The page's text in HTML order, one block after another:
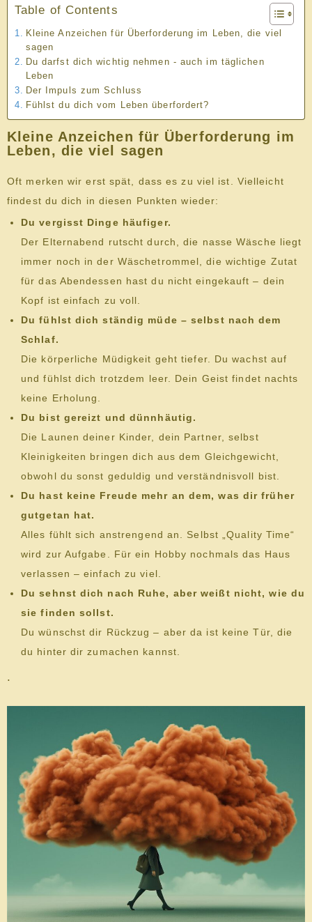
Table of Contents
Kleine Anzeichen für Überforderung im Leben, die viel
sagen
Du darfst dich wichtig nehmen - auch im täglichen
Leben
Der Impuls zum Schluss
Fühlst du dich vom Leben überfordert?
Kleine Anzeichen für Überforderung im
Leben, die viel sagen
Oft merken wir erst spät, dass es zu viel ist. Vielleicht
findest du dich in diesen Punkten wieder:
Du vergisst Dinge häufiger.
Der Elternabend rutscht durch, die nasse Wäsche liegt
immer noch in der Wäschetrommel, die wichtige Zutat
für das Abendessen hast du nicht eingekauft – dein
Kopf ist einfach zu voll.
Du fühlst dich ständig müde – selbst nach dem
Schlaf.
Die körperliche Müdigkeit geht tiefer. Du wachst auf
und fühlst dich trotzdem leer. Dein Geist findet nachts
keine Erholung.
Du bist gereizt und dünnhäutig.
Die Launen deiner Kinder, dein Partner, selbst
Kleinigkeiten bringen dich aus dem Gleichgewicht,
obwohl du sonst geduldig und verständnisvoll bist.
Du hast keine Freude mehr an dem, was dir früher
gutgetan hat.
Alles fühlt sich anstrengend an. Selbst „Quality Time“
wird zur Aufgabe. Für ein Hobby nochmals das Haus
verlassen – einfach zu viel.
Du sehnst dich nach Ruhe, aber weißt nicht, wie du
sie finden sollst.
Du wünschst dir Rückzug – aber da ist keine Tür, die
du hinter dir zumachen kannst.
.